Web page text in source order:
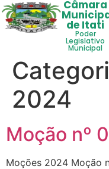
Câmara
de Itati
Poder
Legislativo
Municipal
2024
Moção nº
Moções 2024 Moção